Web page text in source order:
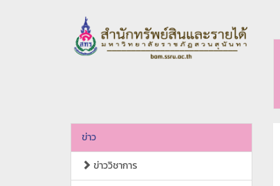
ข่าว
ข่าววิชาการ